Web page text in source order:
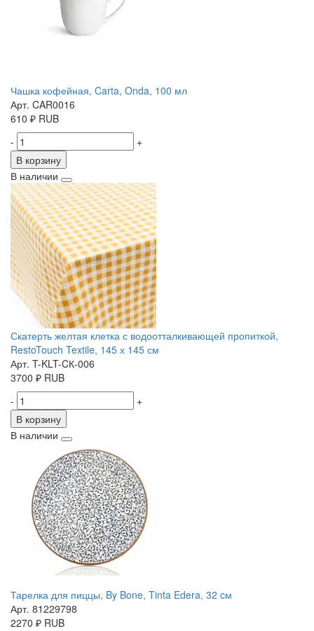
Чашка кофейная, Carta, Onda, 100 мл
Арт. CAR0016
610 ₽ RUB
-
+
В корзину
В наличии
Скатерть желтая клетка с водоотталкивающей пропиткой,
RestoTouch Textile, 145 х 145 см
Арт. T-KLT-CК-006
3700 ₽ RUB
-
+
В корзину
В наличии
Тарелка для пиццы, By Bone, Tinta Edera, 32 cм
Арт. 81229798
2270 ₽ RUB